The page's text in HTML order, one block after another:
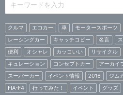
クルマ エコカー 車 モータースポーツ
レーシングカー
キャッチコピー 名言
便利
オシャレ カッコいい リサイクル
キュレーション
コンセプトカー アーカイ
スーパーカー
イベント情報 2016 ジム
FIA-F4
行ってみた！ イベント グッズ